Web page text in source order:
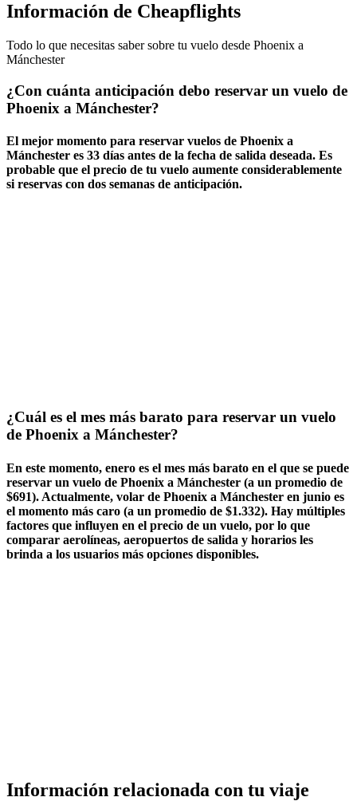
Información de Cheapflights
Todo lo que necesitas saber sobre tu vuelo desde Phoenix a
Mánchester
¿Con cuánta anticipación debo reservar un vuelo de
Phoenix a Mánchester?
El mejor momento para reservar vuelos de Phoenix a
Mánchester es 33 días antes de la fecha de salida deseada. Es
probable que el precio de tu vuelo aumente considerablemente
si reservas con dos semanas de anticipación.
¿Cuál es el mes más barato para reservar un vuelo
de Phoenix a Mánchester?
En este momento, enero es el mes más barato en el que se puede
reservar un vuelo de Phoenix a Mánchester (a un promedio de
$691). Actualmente, volar de Phoenix a Mánchester en junio es
el momento más caro (a un promedio de $1.332). Hay múltiples
factores que influyen en el precio de un vuelo, por lo que
comparar aerolíneas, aeropuertos de salida y horarios les
brinda a los usuarios más opciones disponibles.
Información relacionada con tu viaje